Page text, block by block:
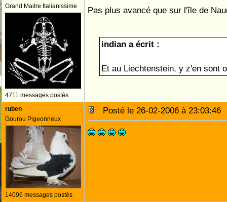
Grand Maitre Italianissime
4711 messages postés
Pas plus avancé que sur l'île de
indian a écrit :
Et au Liechtenstein, y z'en sont
ruben
Gourou Pigeonneux
14096 messages postés
Posté le 26-02-2006 à